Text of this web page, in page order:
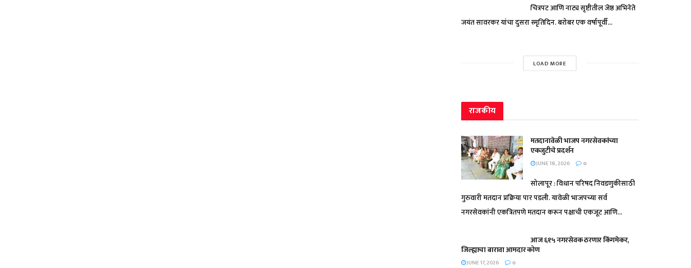
चित्रपट आणि नाट्य सृष्टीतील जेष्ठ अभिनेते
जयंत सावरकर यांचा दुसरा स्मृतिदिन. बरोबर एक वर्षापूर्वी...
LOAD MORE
राजकीय
मतदानावेळी भाजप नगरसेवकांच्या
एकजुटीचे प्रदर्शन
JUNE 18, 2026 0
सोलापूर : विधान परिषद निवडणुकीसाठी
गुरुवारी मतदान प्रक्रिया पार पडली. यावेळी भाजपच्या सर्व
नगरसेवकांनी एकत्रितपणे मतदान करून पक्षाची एकजूट आणि...
आज ६१५ नगरसेवक ठरणार किंगमेकर,
जिल्ह्याचा बारावा आमदार कोण
JUNE 17, 2026 0